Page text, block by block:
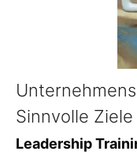
Sinnvolle
Leadership